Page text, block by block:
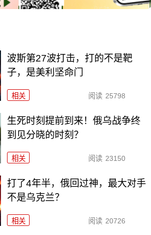
波斯第27波打击，打的不是靶
子，是美利坚命门
相关 阅读 25798
生死时刻提前到来！俄乌战争终
到见分晓的时刻？
相关 阅读 23150
打了4年半，俄回过神，最大对手
不是乌克兰？
相关 阅读 20726